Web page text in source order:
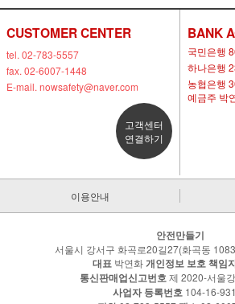
CUSTOMER CENTER
tel. 02-783-5557
fax. 02-6007-1448
E-mail. nowsafety@naver.com
고객센터
연결하기
BANK
국민은행
하나은행
농협은행
예금주 박
이용안내
안전만들기
서울시 강서구 화곡로20길27(화곡동
대표 박연화개인정보 보호 책임
통신판매업신고번호제 2020-서울
사업자 등록번호 104-16-